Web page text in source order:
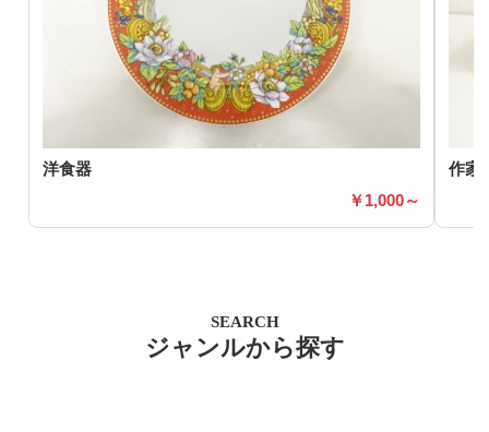
洋食器
1,000～
作家
SEARCH
ジャンルから探す